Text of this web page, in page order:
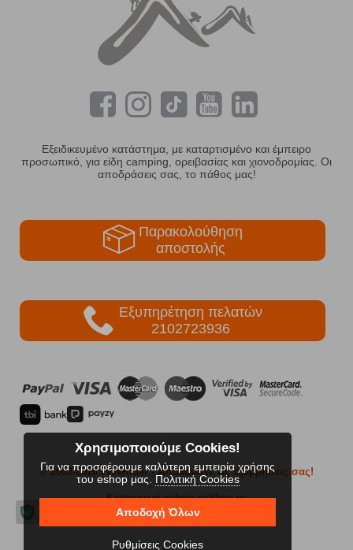
Εξειδικευμένο κατάστημα, με καταρτισμένο και έμπειρο
προσωπικό, για είδη camping, ορειβασίας και χιονοδρομίας. Οι
αποδράσεις σας, το πάθος μας!
Παρακολούθηση
αποστολής
Εξυπηρέτηση πελατών
2102723936
© 2002-2026 FreeRider- Απολαύστε τις εξορμήσεις σας!
Κατασκευή eshop netikon.gr
Χρησιμοποιούμε Cookies!
Για να προσφέρουμε καλύτερη εμπειρία χρήσης
του eshop μας. Πολιτική Cookies
Αποδοχή Όλων
Ρυθμίσεις Cookies